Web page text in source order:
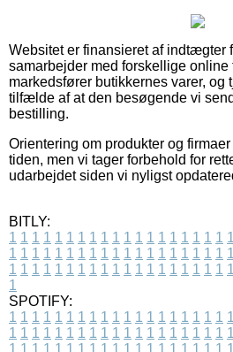
Websitet er finansieret af indtægter
samarbejder med forskellige online
markedsfører butikkernes varer, og
tilfælde af at den besøgende vi
bestilling.
Orientering om produkter og
tiden, men vi tager forbehold for
udarbejdet siden vi nyligst
BITLY:
1 1 1 1 1 1 1 1 1 1 1 1 1 1 1 1 1 1 1 1
1 1 1 1 1 1 1 1 1 1 1 1 1 1 1 1 1 1 1 1
1 1 1 1 1 1 1 1 1 1 1 1 1 1 1 1 1 1 1 1
1
SPOTIFY:
1 1 1 1 1 1 1 1 1 1 1 1 1 1 1 1 1 1 1 1
1 1 1 1 1 1 1 1 1 1 1 1 1 1 1 1 1 1 1 1
1 1 1 1 1 1 1 1 1 1 1 1 1 1 1 1 1 1 1 1